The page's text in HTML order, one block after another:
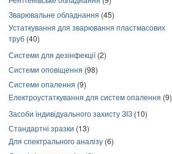
Зварювальне обладнання (45)
Устаткування для зварювання пластмасових
труб (40)
Системи для дезінфекції(2)
Системи оповіщення (98)
Системи опалення (9)
Електроустаткування для систем опалення (9)
Засоби індивідуального захисту ЗІЗ (10)
Стандартні зразки (13)
Для спектрального аналізу (6)